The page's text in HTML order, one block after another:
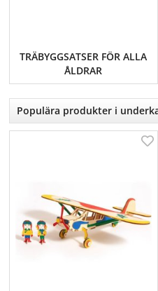
TRÄBYGGSATSER FÖR ALLA
ÅLDRAR
Populära produkter i